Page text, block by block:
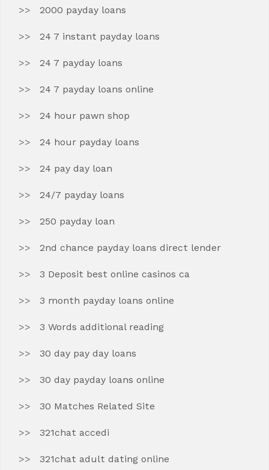
2000 payday loans
24 7 instant payday loans
24 7 payday loans
24 7 payday loans online
24 hour pawn shop
24 hour payday loans
24 pay day loan
24/7 payday loans
250 payday loan
2nd chance payday loans direct lender
3 Deposit best online casinos ca
3 month payday loans online
3 Words additional reading
30 day pay day loans
30 day payday loans online
30 Matches Related Site
321chat accedi
321chat adult dating online